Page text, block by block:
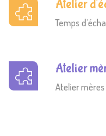
Atelier
Temps
Atelier
Atelier